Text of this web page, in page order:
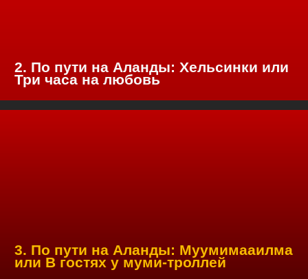
2. По пути на Аланды: Хельсинки или
Три часа на любовь
3. По пути на Аланды: Муумимааилма
или В гостях у муми-троллей